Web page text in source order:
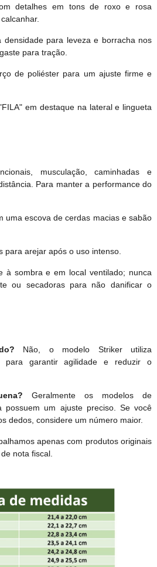
detalhes em tons de roxo e rosa
densidade para leveza e borracha nos
para tração.
de poliéster para um ajuste firme e
em destaque na lateral e lingueta
musculação, caminhadas e
Para manter a performance do
uma escova de cerdas macias e sabão
para arejar após o uso intenso.
à sombra e em local ventilado; nunca
ou secadoras para não danificar o
Não, o modelo Striker utiliza
para garantir agilidade e reduzir o
Geralmente os modelos de
possuem um ajuste preciso. Se você
dedos, considere um número maior.
apenas com produtos originais
nota fiscal.